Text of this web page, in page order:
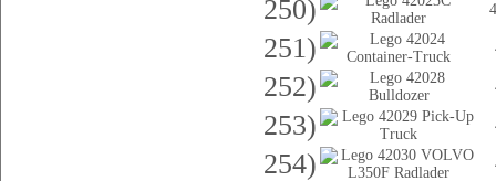
250)
251)
252)
253)
254)